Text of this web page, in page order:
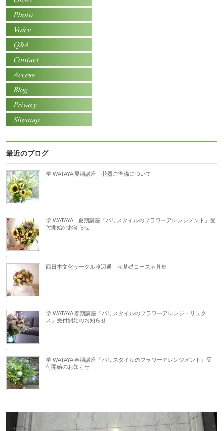
最近のブログ
学IWATAYA 夏期講座 花器ご準備について
学IWATAYA 夏期講座『パリスタイルのフラワーアレンジメント』受
付開始のお知らせ
西日本文化サークル渡辺通 ≪基礎コース≫募集
学IWATAYA 春期講座『パリスタイルのフラワーアレンジ・リュク
ス』受付開始のお知らせ
学IWATAYA 春期講座『パリスタイルのフラワーアレンジメント』受
付開始のお知らせ